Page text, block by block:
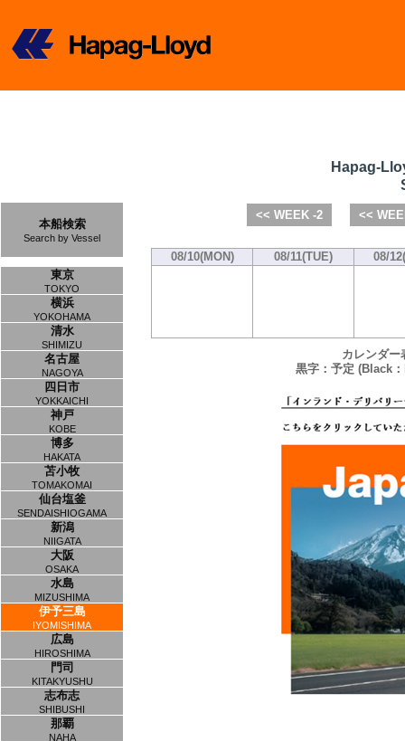
本船検索
Search by Vessel
東京
TOKYO
横浜
YOKOHAMA
清水
SHIMIZU
名古屋
NAGOYA
四日市
YOKKAICHI
神戸
KOBE
博多
HAKATA
苫小牧
TOMAKOMAI
仙台塩釜
SENDAISHIOGAMA
新潟
NIIGATA
大阪
OSAKA
水島
MIZUSHIMA
伊予三島
IYOMISHIMA
広島
HIROSHIMA
門司
KITAKYUSHU
志布志
SHIBUSHI
那覇
NAHA
Hapag-
<< WEEK -2 <<
08/10(MON) 08/11(TUE) 08/
カレンダー
黒字：予定 (Black